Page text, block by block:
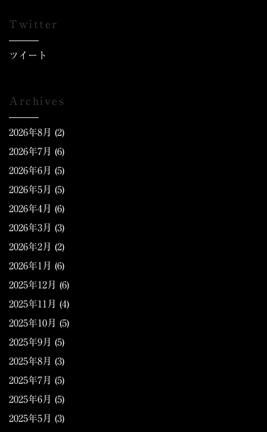
Twitter
ツイート
Archives
2026年8月 (2)
2026年7月 (6)
2026年6月 (5)
2026年5月 (5)
2026年4月 (6)
2026年3月 (3)
2026年2月 (2)
2026年1月 (6)
2025年12月 (6)
2025年11月 (4)
2025年10月 (5)
2025年9月 (5)
2025年8月 (3)
2025年7月 (5)
2025年6月 (5)
2025年5月 (3)